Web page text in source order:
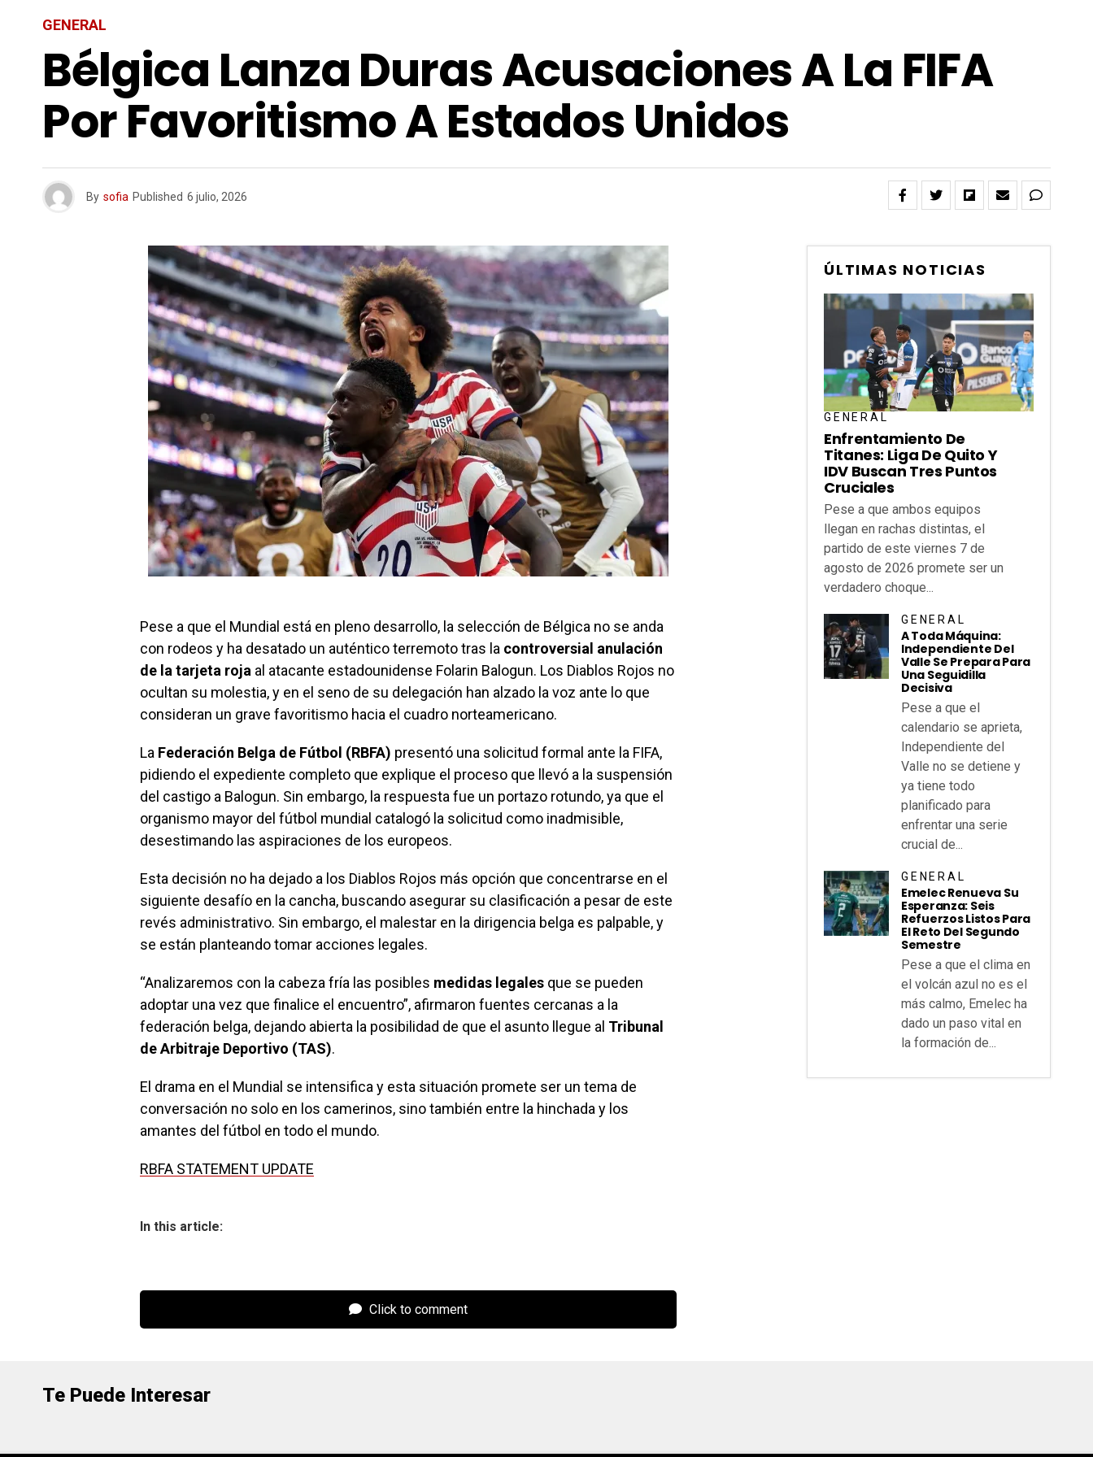
GENERAL
Bélgica Lanza Duras Acusaciones A La FIFA
Por Favoritismo A Estados Unidos
By sofia Published 6 julio, 2026
Pese a que el Mundial está en pleno desarrollo, la selección de Bélgica no se anda
con rodeos y ha desatado un auténtico terremoto tras la controversial anulación
de la tarjeta roja al atacante estadounidense Folarin Balogun. Los Diablos Rojos no
ocultan su molestia, y en el seno de su delegación han alzado la voz ante lo que
consideran un grave favoritismo hacia el cuadro norteamericano.
La Federación Belga de Fútbol (RBFA) presentó una solicitud formal ante la FIFA,
pidiendo el expediente completo que explique el proceso que llevó a la suspensión
del castigo a Balogun. Sin embargo, la respuesta fue un portazo rotundo, ya que el
organismo mayor del fútbol mundial catalogó la solicitud como inadmisible,
desestimando las aspiraciones de los europeos.
Esta decisión no ha dejado a los Diablos Rojos más opción que concentrarse en el
siguiente desafío en la cancha, buscando asegurar su clasificación a pesar de este
revés administrativo. Sin embargo, el malestar en la dirigencia belga es palpable, y
se están planteando tomar acciones legales.
“Analizaremos con la cabeza fría las posibles medidas legales que se pueden
adoptar una vez que finalice el encuentro”, afirmaron fuentes cercanas a la
federación belga, dejando abierta la posibilidad de que el asunto llegue al Tribunal
de Arbitraje Deportivo (TAS).
El drama en el Mundial se intensifica y esta situación promete ser un tema de
conversación no solo en los camerinos, sino también entre la hinchada y los
amantes del fútbol en todo el mundo.
RBFA STATEMENT UPDATE
In this article:
Click to comment
ÚLTIMAS NOTICIAS
GENERAL
Enfrentamiento De
Titanes: Liga De Quito Y
IDV Buscan Tres Puntos
Cruciales
Pese a que ambos equipos
llegan en rachas distintas, el
partido de este viernes 7 de
agosto de 2026 promete ser un
verdadero choque...
GENERAL
A Toda Máquina:
Independiente Del
Valle Se Prepara Para
Una Seguidilla
Decisiva
Pese a que el
calendario se aprieta,
Independiente del
Valle no se detiene y
ya tiene todo
planificado para
enfrentar una serie
crucial de...
GENERAL
Emelec Renueva Su
Esperanza: Seis
Refuerzos Listos Para
El Reto Del Segundo
Semestre
Pese a que el clima en
el volcán azul no es el
más calmo, Emelec ha
dado un paso vital en
la formación de...
Te Puede Interesar